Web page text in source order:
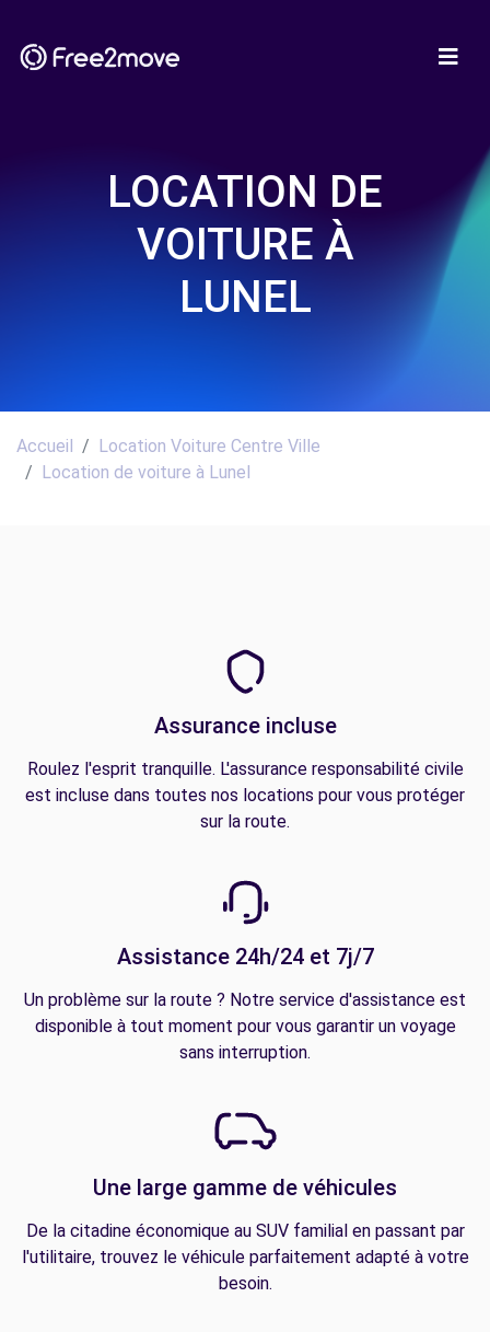
LOCATION DE
VOITURE À
LUNEL
Accueil
Location Voiture Centre Ville
Location de voiture à Lunel
Assurance incluse
Roulez l'esprit tranquille. L'assurance responsabilité civile
est incluse dans toutes nos locations pour vous protéger
sur la route.
Assistance 24h/24 et 7j/7
Un problème sur la route ? Notre service d'assistance est
disponible à tout moment pour vous garantir un voyage
sans interruption.
Une large gamme de véhicules
De la citadine économique au SUV familial en passant par
l'utilitaire, trouvez le véhicule parfaitement adapté à votre
besoin.